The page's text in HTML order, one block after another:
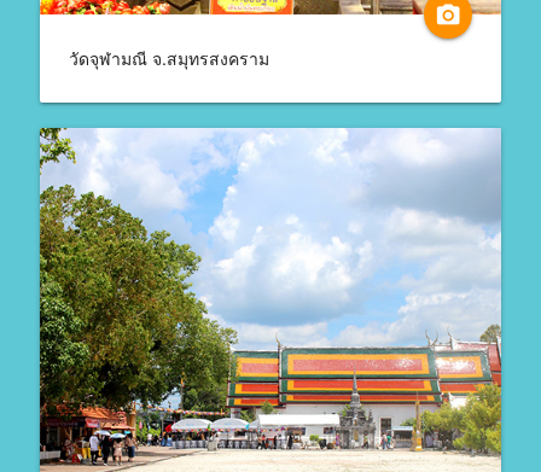
camera_alt
วัดจุฬามณี จ.สมุทรสงคราม